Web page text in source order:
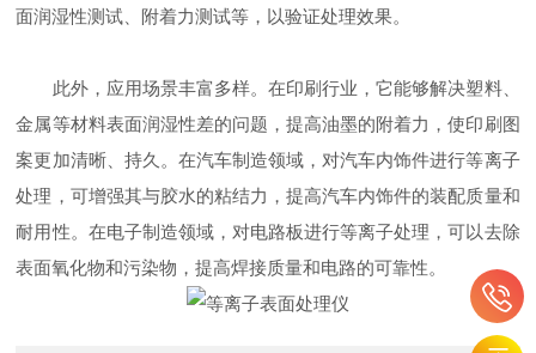
面润湿性测试、附着力测试等，以验证处理效果。
此外，应用场景丰富多样。在印刷行业，它能够解决塑料、
金属等材料表面润湿性差的问题，提高油墨的附着力，使印刷图
案更加清晰、持久。在汽车制造领域，对汽车内饰件进行等离子
处理，可增强其与胶水的粘结力，提高汽车内饰件的装配质量和
耐用性。在电子制造领域，对电路板进行等离子处理，可以去除
表面氧化物和污染物，提高焊接质量和电路的可靠性。